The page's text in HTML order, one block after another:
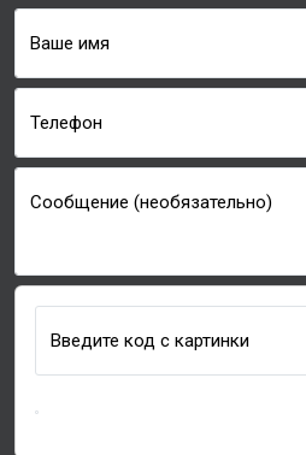
Ваше имя
Телефон
Сообщение (необязательно)
Введите код с картинки